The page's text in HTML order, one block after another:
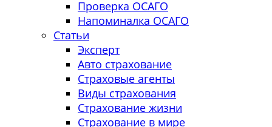
Проверка ОСАГО
Напоминалка ОСАГО
Статьи
Эксперт
Авто страхование
Страховые агенты
Виды страхования
Страхование жизни
Страхование в мире